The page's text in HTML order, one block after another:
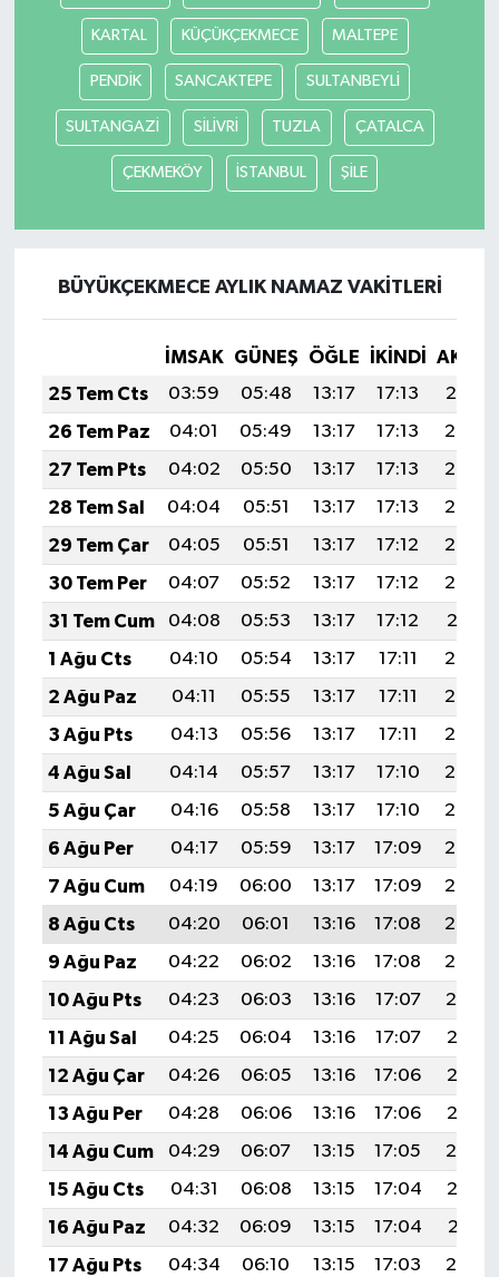
KARTAL KÜÇÜKÇEKMECE MALTEPE
PENDİK SANCAKTEPE SULTANBEYLİ
SULTANGAZİ SİLİVRİ TUZLA ÇATALCA
ÇEKMEKÖY İSTANBUL ŞİLE
BÜYÜKÇEKMECE AYLIK NAMAZ VAKITLERI
İMSAK GÜNEŞ ÖĞLE İKINDI
25 Tem Cts
03:59 05:48 13:17 17:13
20:37
26 Tem Paz
04:01 05:49 13:17 17:13
20:36
27 Tem Pts
04:02 05:50 13:17 17:13
20:35
28 Tem Sal
04:04 05:51 13:17 17:13
20:34
29 Tem Çar
04:05 05:51 13:17 17:12
20:33
30 Tem Per
04:07 05:52 13:17 17:12
20:32
31 Tem Cum
04:08 05:53 13:17 17:12
20:31
1 Ağu Cts
04:10 05:54 13:17 17:11
20:30
2 Ağu Paz
04:11 05:55 13:17 17:11
20:29
3 Ağu Pts
04:13 05:56 13:17 17:11
20:28
4 Ağu Sal
04:14 05:57 13:17 17:10
20:27
5 Ağu Çar
04:16 05:58 13:17 17:10
20:25
6 Ağu Per
04:17 05:59 13:17 17:09
20:24
7 Ağu Cum
04:19 06:00 13:17 17:09
20:23
8 Ağu Cts
04:20 06:01 13:16 17:08
20:22
9 Ağu Paz
04:22 06:02 13:16 17:08
20:20
10 Ağu Pts
04:23 06:03 13:16 17:07
20:19
11 Ağu Sal
04:25 06:04 13:16 17:07
20:18
12 Ağu Çar
04:26 06:05 13:16 17:06
20:17
13 Ağu Per
04:28 06:06 13:16 17:06
20:15
14 Ağu Cum
04:29 06:07 13:15 17:05
20:14
15 Ağu Cts
04:31 06:08 13:15 17:04
20:12
16 Ağu Paz
04:32 06:09 13:15 17:04
20:11
17 Ağu Pts
04:34 06:10 13:15 17:03
20:10